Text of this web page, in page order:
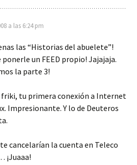
a las 6:24 pm
las “Historias del abuelete”!
ponerle un FEED propio! Jajajaja.
la parte 3!
friki, tu primera conexión a Internet
Impresionante. Y lo de Deuteros
cancelarían la cuenta en Teleco
¡Juaaa!